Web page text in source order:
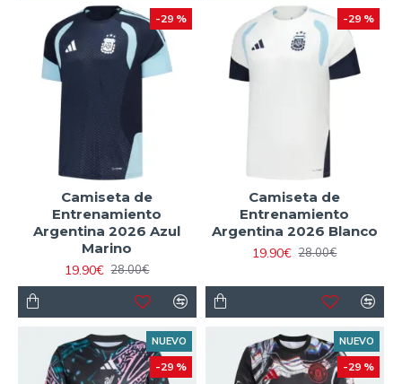
-29 %
Camiseta de
Entrenamiento
Argentina 2026 Azul
Marino
19.90€ 28.00€
-29 %
Camiseta de
Entrenamiento
Argentina 2026 Blanco
19.90€ 28.00€
NUEVO
-29 %
NUEVO
-29 %